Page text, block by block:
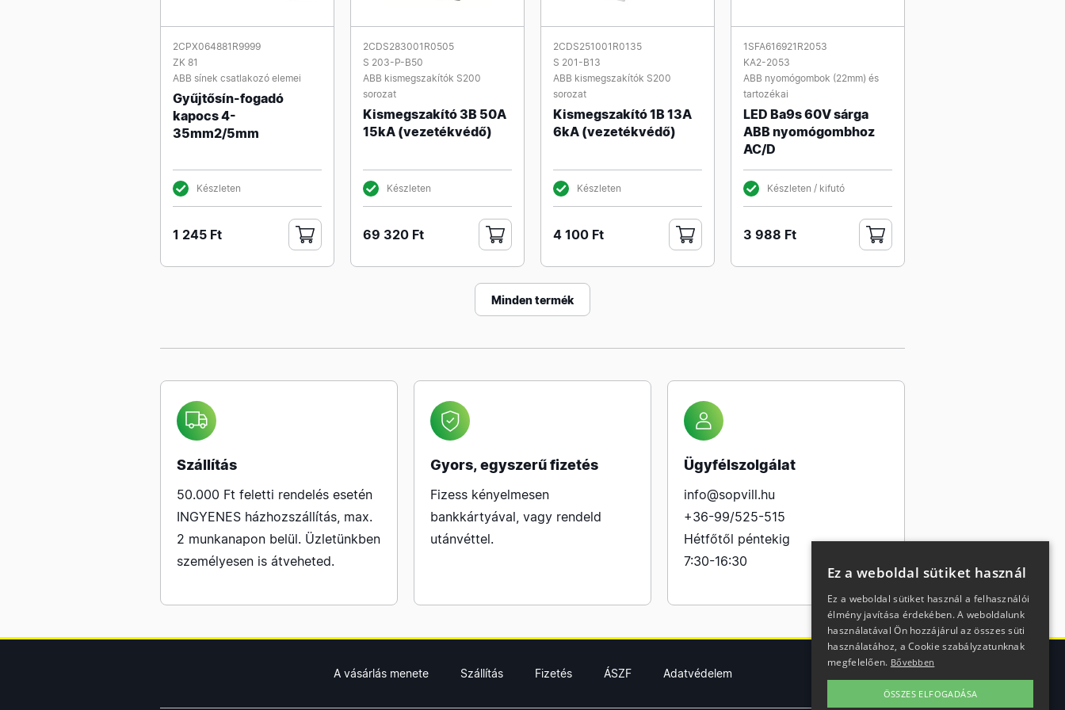
2CPX064881R9999
ZK 81
ABB sínek csatlakozó elemei
Gyűjtősín-fogadó
kapocs 4-
35mm2/5mm
Készleten
1 245 Ft
2CDS283001R0505
S 203-P-B50
ABB kismegszakítók S200
sorozat
Kismegszakító 3B 50A
15kA (vezetékvédő)
Készleten
69 320 Ft
2CDS251001R0135
S 201-B13
ABB kismegszakítók S200
sorozat
Kismegszakító 1B 13A
6kA (vezetékvédő)
Készleten
4 100 Ft
1SFA616921R2053
KA2-2053
ABB nyomógombok (22mm) és
tartozékai
LED Ba9s 60V sárga
ABB nyomógombhoz
AC/D
Készleten / kifutó
3 988 Ft
Minden termék
Szállítás
50.000 Ft feletti rendelés esetén
INGYENES házhozszállítás, max.
2 munkanapon belül. Üzletünkben
személyesen is átveheted.
Gyors, egyszerű fizetés
Fizess kényelmesen
bankkártyával, vagy rendeld
utánvéttel.
Ügyfélszolgálat
info@sopvill.hu
+36-99/525-515
Hétfőtől péntekig
7:30-16:30
A vásárlás menete Szállítás Fizetés ÁSZF Adatvédelem
Ez a weboldal sütiket használ
Ez a weboldal sütiket használ a felhasználói
élmény javítása érdekében. A weboldalunk
használatával Ön hozzájárul az összes süti
használatához, a Cookie szabályzatunknak
megfelelően. Bővebben
ÖSSZES ELFOGADÁSA